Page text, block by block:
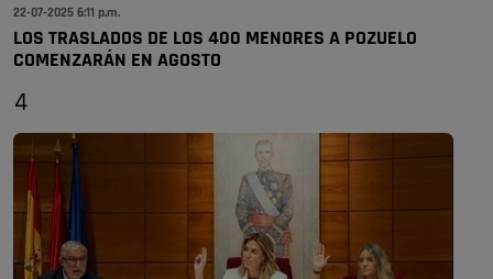
22-07-2025 6:11 p.m.
LOS TRASLADOS DE LOS 400 MENORES A POZUELO
COMENZARÁN EN AGOSTO
4